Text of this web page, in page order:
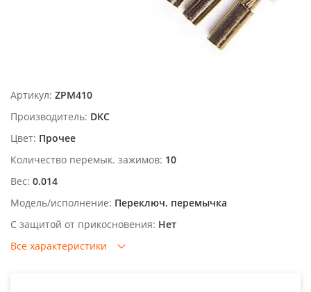
Артикул: ZPM410
Производитель: DKC
Цвет: Прочее
Количество перемык. зажимов: 10
Вес: 0.014
Модель/исполнение: Переключ. перемычка
С защитой от прикосновения: Нет
Все характеристики